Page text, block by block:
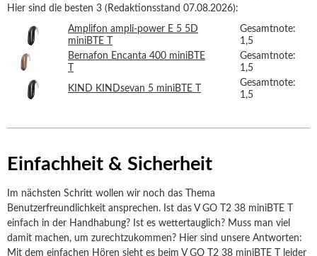
Hier sind die besten 3 (Redaktionsstand 07.08.2026):
Amplifon ampli-power E 5 5D
miniBTE T
Gesamtnote:
1,5
Bernafon Encanta 400 miniBTE
Gesamtnote:
1,5
KIND KINDsevan 5 miniBTE T
Gesamtnote:
1,5
Einfachheit & Sicherheit
Im nächsten Schritt wollen wir noch das Thema
Benutzerfreundlichkeit ansprechen. Ist das V GO T2 38 miniBTE T
einfach in der Handhabung? Ist es wettertauglich? Muss man viel
damit machen, um zurechtzukommen? Hier sind unsere Antworten:
Mit dem einfachen Hören sieht es beim V GO T2 38 miniBTE T leider